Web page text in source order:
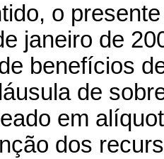
o
janeiro de
benefícios
de
em
dos